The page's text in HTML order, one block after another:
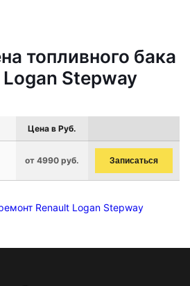
топливного бака
Stepway
Цена в Руб.
от 4990 руб. Записаться
Renault Logan Stepway